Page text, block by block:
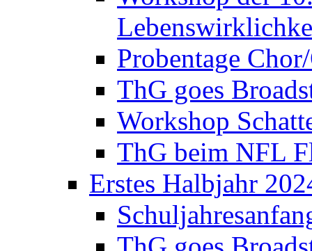
Probentage
ThG goes
Workshop
ThG beim NFL
Erstes Halbjahr